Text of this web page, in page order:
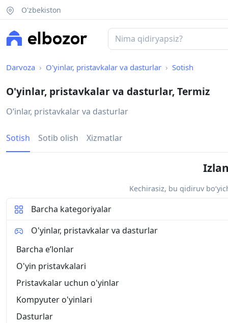
O'zbekiston
Darvoza O'yinlar, pristavkalar va dasturlar Sotish
O'yinlar, pristavkalar va dasturlar, Termiz
O‘inlar, pristavkalar va dasturlar
Sotish Sotib olish Xizmatlar
Kechirasiz, bu qidiruv
Barcha kategoriyalar
O'yinlar, pristavkalar va dasturlar
Barcha eʼlonlar
O'yin pristavkalari
Pristavkalar uchun o'yinlar
Kompyuter o'yinlari
Dasturlar